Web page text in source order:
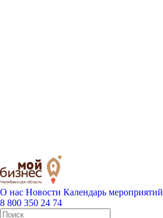
О нас Новости Календарь мероприятий
8 800 350 24 74